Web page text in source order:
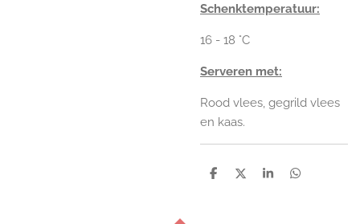
Schenktemperatuur:
16 - 18 °C
Serveren met:
Rood vlees, gegrild vlees
en kaas.
D
D
S
D